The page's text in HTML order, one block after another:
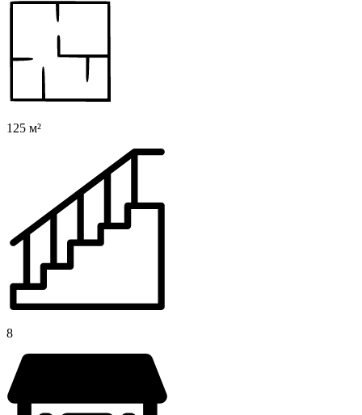
125 м²
8